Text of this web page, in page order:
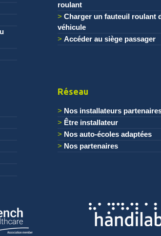
roulant
Charger un fauteuil roulant
véhicule
Accéder au siège passager
Réseau
Nos installateurs
Être installateur
Nos auto-écoles adaptées
Nos partenaires